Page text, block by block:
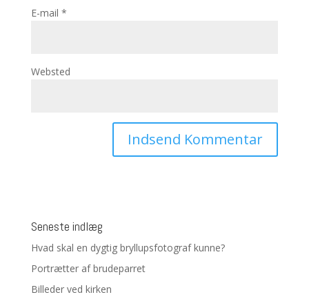
E-mail *
Websted
Seneste indlæg
Hvad skal en dygtig bryllupsfotograf kunne?
Portrætter af brudeparret
Billeder ved kirken